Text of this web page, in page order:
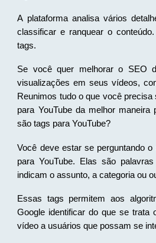
A plataforma analisa vários
classificar e ranquear o
tags.
Se você quer melhorar o SEO
visualizações em seus vídeos,
Reunimos tudo o que você
para YouTube da melhor maneira
são tags para YouTube?
Você deve estar se perguntando
para YouTube. Elas são
indicam o assunto, a categoria ou
Essas tags permitem aos
Google identificar do que se trata
vídeo a usuários que possam se